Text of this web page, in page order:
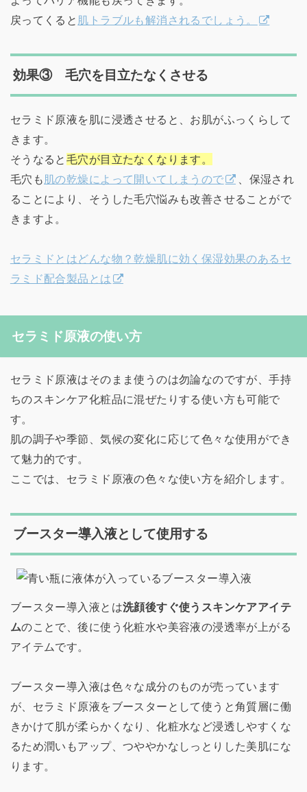
戻ってくると 肌トラブルも解消されるでしょう。
効果③ 毛穴を目立たなくさせる
セラミド原液を肌に浸透させると、お肌がふっくらして
きます。
そうなると 毛穴が目立たなくなります。
毛穴も 肌の乾燥によって開いてしまうので
、保湿され
ることにより、そうした毛穴悩みも改善させることがで
きますよ。
セラミドとはどんな物？乾燥肌に効く保湿効果のあるセ
ラミド配合製品とは
セラミド原液の使い方
セラミド原液はそのまま使うのは勿論なのですが、手持
ちのスキンケア化粧品に混ぜたりする使い方も可能で
す。
肌の調子や季節、気候の変化に応じて色々な使用ができ
て魅力的です。
ここでは、セラミド原液の色々な使い方を紹介します。
ブースター導入液として使用する
ブースター導入液とは洗顔後すぐ使うスキンケアアイテ
ムのことで、後に使う化粧水や美容液の浸透率が上がる
アイテムです。
ブースター導入液は色々な成分のものが売っています
が、セラミド原液をブースターとして使うと角質層に働
きかけて肌が柔らかくなり、化粧水など浸透しやすくな
るため潤いもアップ、つややかなしっとりした美肌にな
ります。